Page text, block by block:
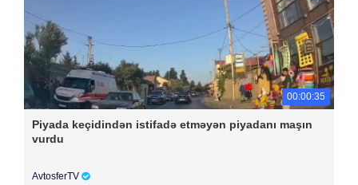
00:00:35
Piyada keçidindən istifadə etməyən piyadanı maşın
vurdu
AvtosferTV